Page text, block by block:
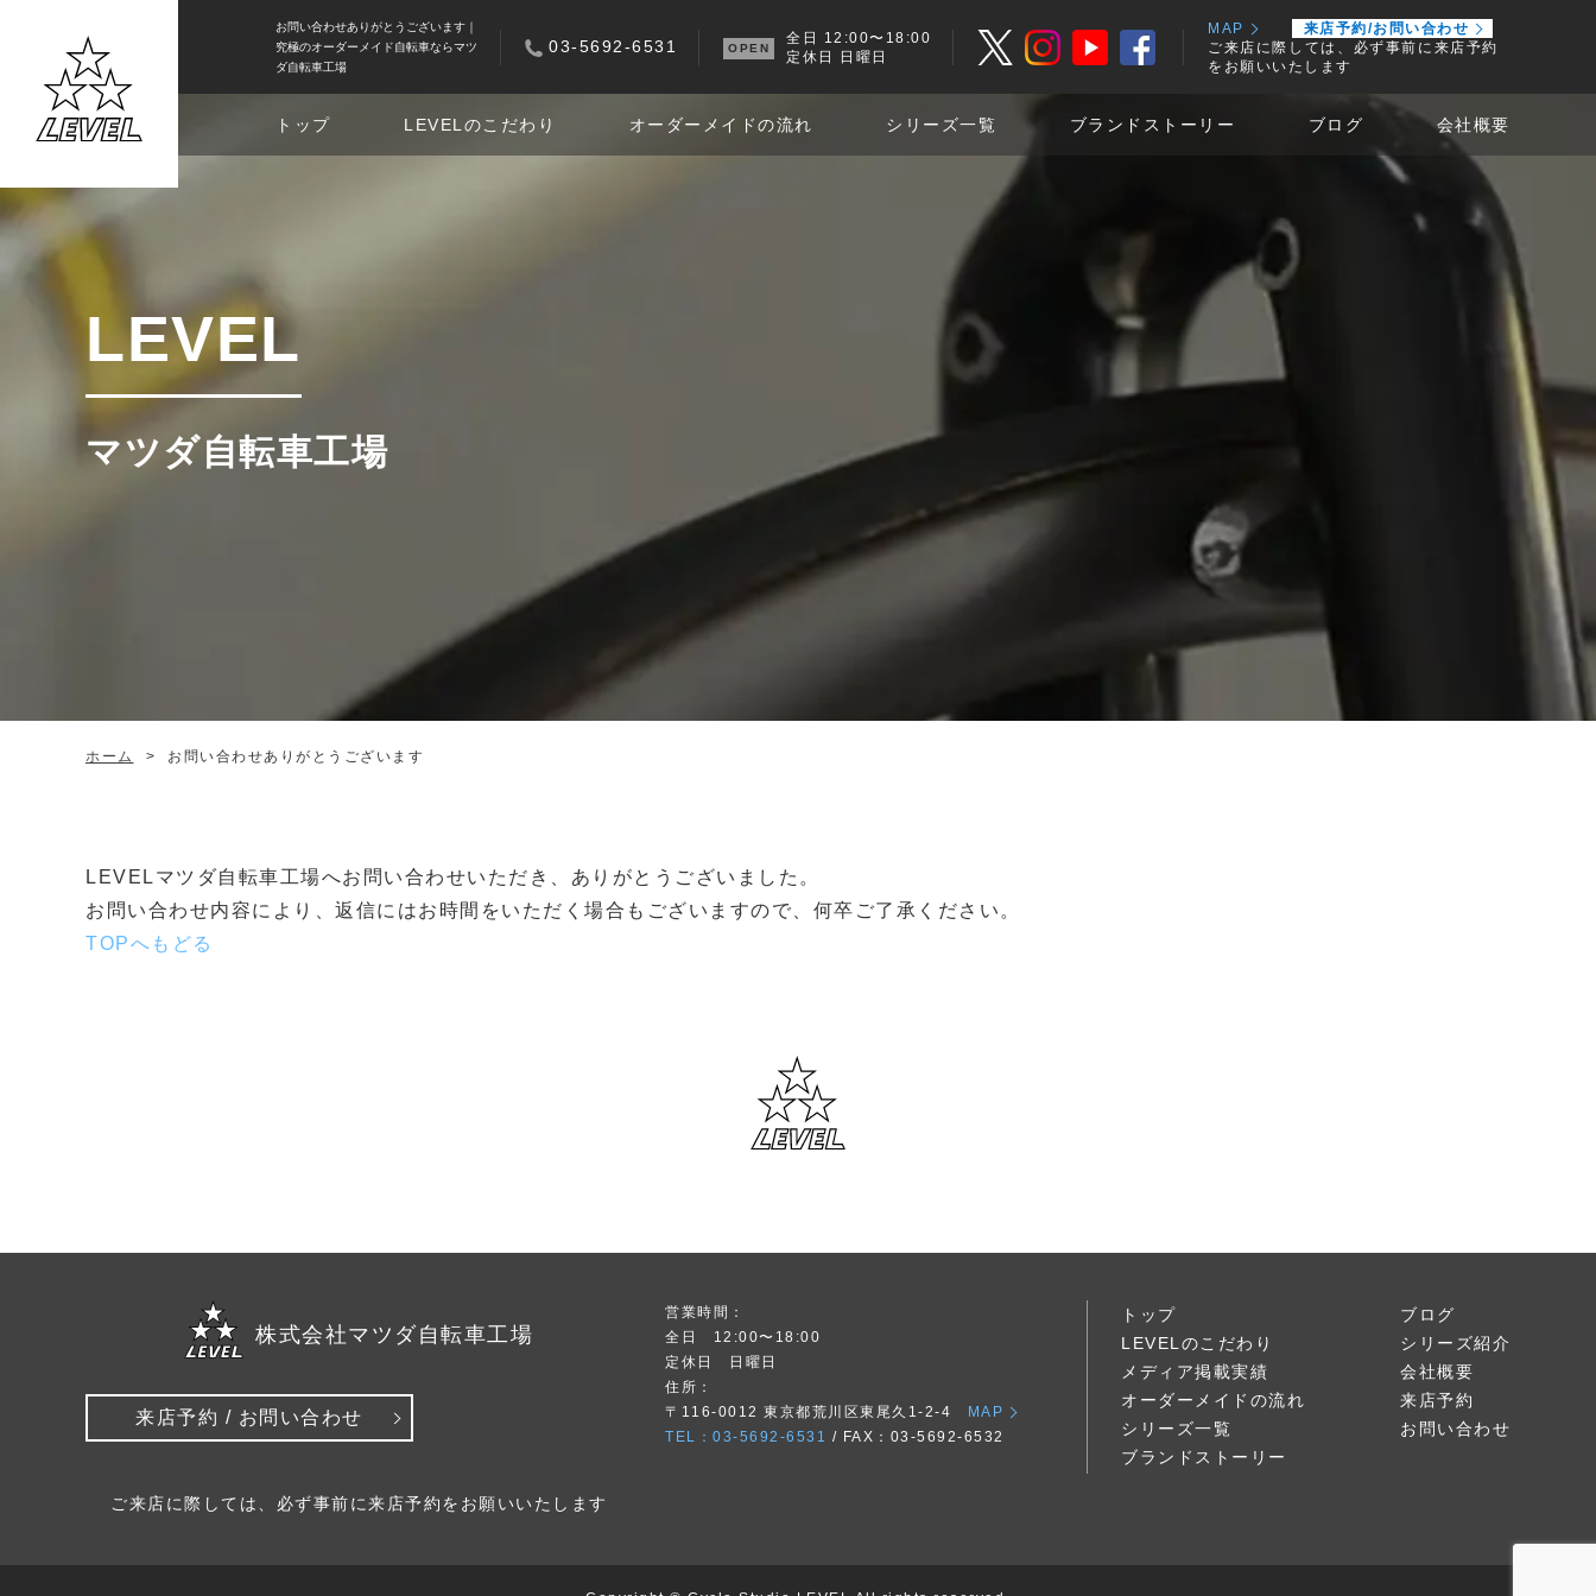
お問い合わせありがとうございます｜
究極のオーダーメイド自転車ならマツ
ダ自転車工場
03-5692-6531
全日 12:00〜18:00
定休日 日曜日
MAP
来店予約/お問い合わせ
ご来店に際しては、必ず事前に来店予約
をお願いいたします
トップ LEVELのこだわり オーダーメイドの流れ シリーズ一覧 ブランドストーリー ブログ 会社概要
LEVEL
マツダ自転車工場
ホーム > お問い合わせありがとうございます
LEVELマツダ自転車工場へお問い合わせいただき、ありがとうございました。
お問い合わせ内容により、返信にはお時間をいただく場合もございますので、何卒ご了承ください。
TOPへもどる
株式会社マツダ自転車工場
来店予約 / お問い合わせ
ご来店に際しては、必ず事前に来店予約をお願いいたします
営業時間：
全日 12:00〜18:00
定休日 日曜日
住所：
〒116-0012 東京都荒川区東尾久1-2-4 MAP
TEL：03-5692-6531
/ FAX：03-5692-6532
トップ
LEVELのこだわり
メディア掲載実績
オーダーメイドの流れ
シリーズ一覧
ブランドストーリー
ブログ
シリーズ紹介
会社概要
来店予約
お問い合わせ